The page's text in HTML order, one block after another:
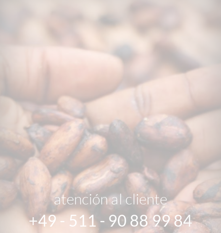
atención al cliente
+49 - 511 - 90 88 99 84